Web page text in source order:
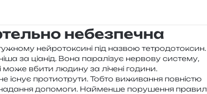
небезпечна
ней­ро­то­кси­ні під назвою тетро­до­то­ксин.
за ціа­нід. Вона пара­лі­зує нер­во­ву систе­му,
вбити люди­ну за ліче­ні годи­ни.
існує про­ти­о­тру­ти. Тобто вижи­ва­н­ня пов­ні­стю
нада­н­ня допо­мо­ги. Найменше пору­ше­н­ня пра­вил